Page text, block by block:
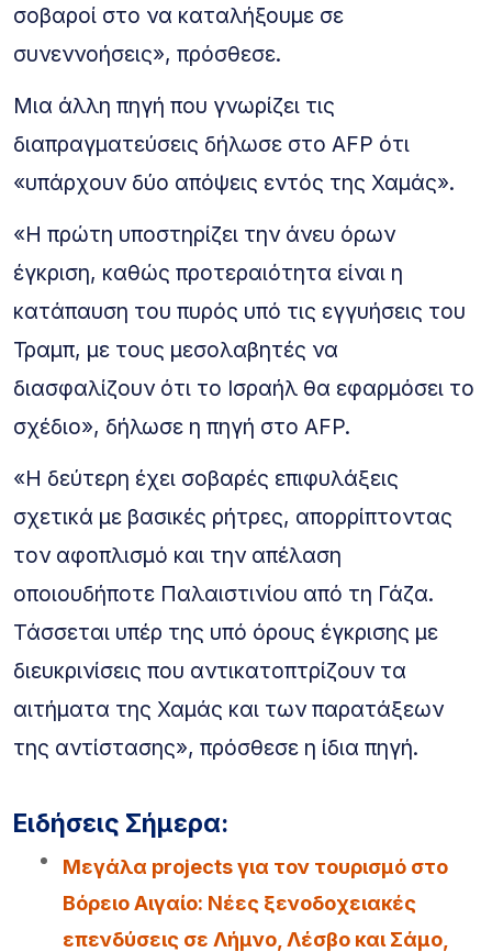
σοβαροί στο να καταλήξουμε σε
συνεννοήσεις», πρόσθεσε.
Μια άλλη πηγή που γνωρίζει τις
διαπραγματεύσεις δήλωσε στο AFP ότι
«υπάρχουν δύο απόψεις εντός της Χαμάς».
«Η πρώτη υποστηρίζει την άνευ όρων
έγκριση, καθώς προτεραιότητα είναι η
κατάπαυση του πυρός υπό τις εγγυήσεις του
Τραμπ, με τους μεσολαβητές να
διασφαλίζουν ότι το Ισραήλ θα εφαρμόσει το
σχέδιο», δήλωσε η πηγή στο AFP.
«Η δεύτερη έχει σοβαρές επιφυλάξεις
σχετικά με βασικές ρήτρες, απορρίπτοντας
τον αφοπλισμό και την απέλαση
οποιουδήποτε Παλαιστινίου από τη Γάζα.
Τάσσεται υπέρ της υπό όρους έγκρισης με
διευκρινίσεις που αντικατοπτρίζουν τα
αιτήματα της Χαμάς και των παρατάξεων
της αντίστασης», πρόσθεσε η ίδια πηγή.
Ειδήσεις Σήμερα:
Μεγάλα projects για τον τουρισμό στο
Βόρειο Αιγαίο: Νέες ξενοδοχειακές
επενδύσεις σε Λήμνο, Λέσβο και Σάμο,